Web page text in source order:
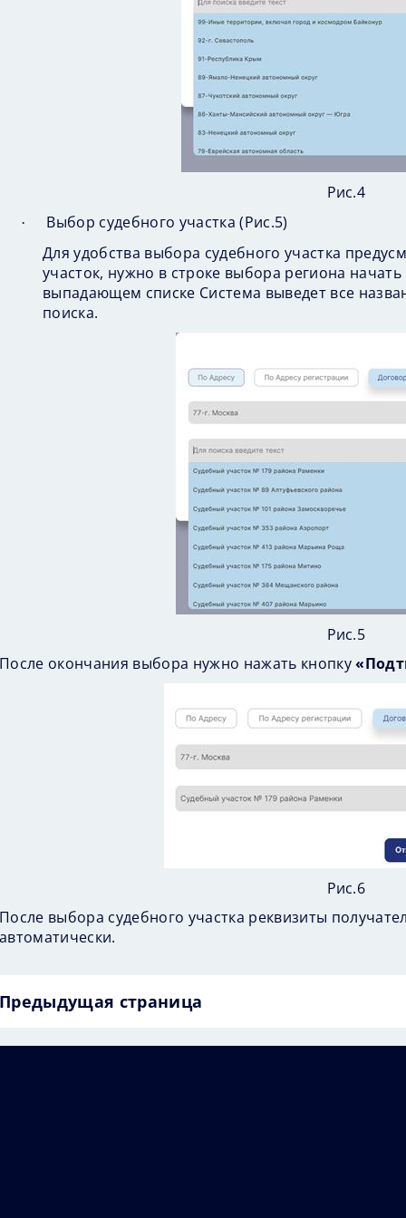
Рис.4
· Выбор судебного участка (Рис.5)
Для удобства выбора судебного участка
участок, нужно в строке выбора региона
выпадающем списке Система выведет все
поиска.
Рис.5
После окончания выбора нужно нажать кнопку
Рис.6
После выбора судебного участка реквизиты
автоматически.
Предыдущая страница